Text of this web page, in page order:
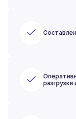
разгрузки